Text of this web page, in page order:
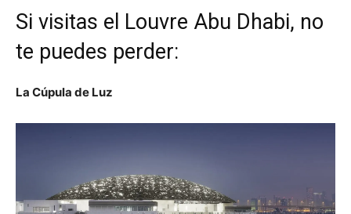
Si visitas el Louvre Abu Dhabi, no
te puedes perder:
La Cúpula de Luz